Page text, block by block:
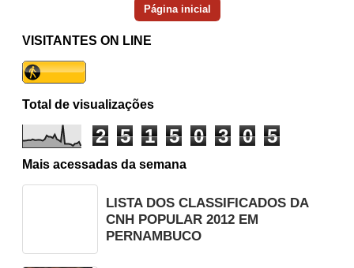
Página inicial
VISITANTES ON LINE
Total de visualizações
2 5 1 5 0 3 0 5
Mais acessadas da semana
LISTA DOS CLASSIFICADOS DA
CNH POPULAR 2012 EM
PERNAMBUCO